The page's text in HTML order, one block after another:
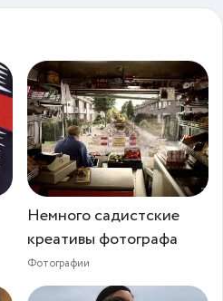
Немного садистские
креативы фотографа
Фотографии